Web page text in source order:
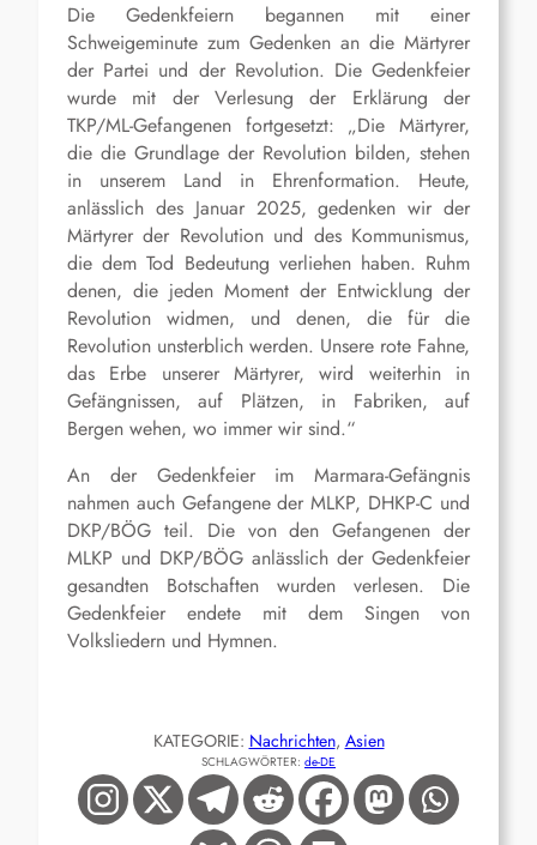
Die Gedenkfeiern begannen mit einer
Schweigeminute zum Gedenken an die Märtyrer
der Partei und der Revolution. Die Gedenkfeier
wurde mit der Verlesung der Erklärung der
TKP/ML-Gefangenen fortgesetzt: „Die Märtyrer,
die die Grundlage der Revolution bilden, stehen
in unserem Land in Ehrenformation. Heute,
anlässlich des Januar 2025, gedenken wir der
Märtyrer der Revolution und des Kommunismus,
die dem Tod Bedeutung verliehen haben. Ruhm
denen, die jeden Moment der Entwicklung der
Revolution widmen, und denen, die für die
Revolution unsterblich werden. Unsere rote Fahne,
das Erbe unserer Märtyrer, wird weiterhin in
Gefängnissen, auf Plätzen, in Fabriken, auf
Bergen wehen, wo immer wir sind.“
An der Gedenkfeier im Marmara-Gefängnis
nahmen auch Gefangene der MLKP, DHKP-C und
DKP/BÖG teil. Die von den Gefangenen der
MLKP und DKP/BÖG anlässlich der Gedenkfeier
gesandten Botschaften wurden verlesen. Die
Gedenkfeier endete mit dem Singen von
Volksliedern und Hymnen.
KATEGORIE: Nachrichten, Asien
SCHLAGWÖRTER: de-DE